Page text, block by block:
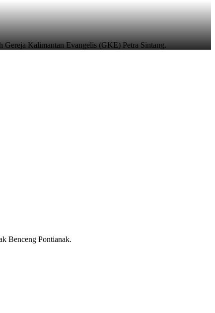
Gereja Kalimantan Evangelis (GKE) Petra Sintang.